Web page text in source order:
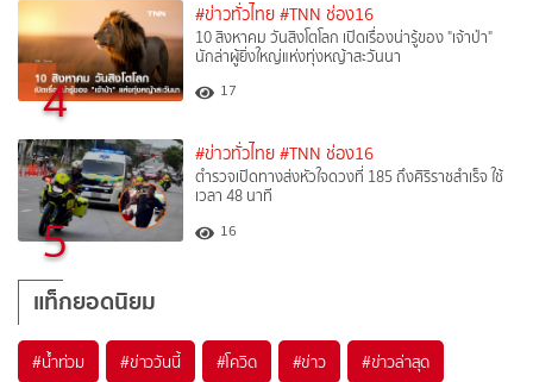
4
#ข่าวทั่วไทย #TNN ช่อง16
10 สิงหาคม วันสิงโตโลก เปิดเรื่องน่ารู้ของ "เจ้าป่า"
นักล่าผู้ยิ่งใหญ่แห่งทุ่งหญ้าสะวันนา
17
5
#ข่าวทั่วไทย #TNN ช่อง16
ตำรวจเปิดทางส่งหัวใจดวงที่ 185 ถึงศิริราชสำเร็จ ใช้
เวลา 48 นาที
16
แท็กยอดนิยม
#น้ำท่วม #ข่าววันนี้ #โควิด #ข่าว #ข่าวล่าสุด